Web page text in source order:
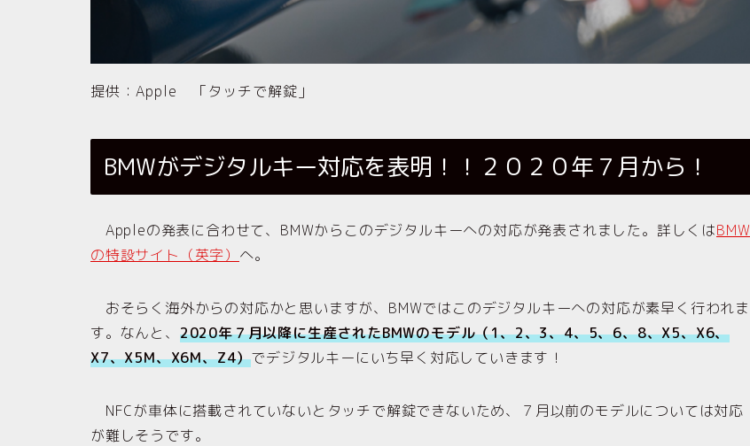
提供：Apple 「タッチで解錠」
BMWがデジタルキー対応を表明！！２０２０年７月から！
Appleの発表に合わせて、BMWからこのデジタルキーへの対応が発表されました。詳しくはBMW
の特設サイト（英字） へ。
おそらく海外からの対応かと思いますが、BMWではこのデジタルキーへの対応が素早く行われま
す。なんと、 2020年７月以降に生産されたBMWのモデル（1、2、3、4、5、6、8、X5、X6、
X7、X5M、X6M、Z4）でデジタルキーにいち早く対応していきます！
NFCが車体に搭載されていないとタッチで解錠できないため、７月以前のモデルについては対応
が難しそうです。